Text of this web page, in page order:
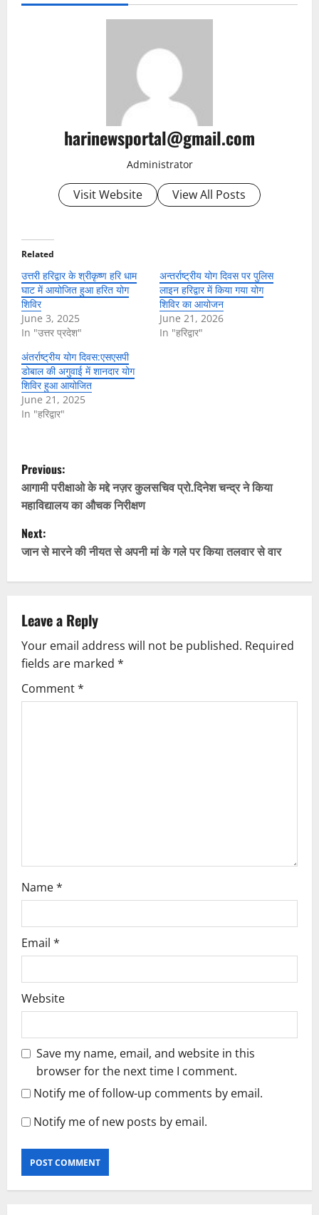
harinewsportal@gmail.com
Administrator
Visit Website View All Posts
Related
उत्तरी हरिद्वार के श्रीकृष्ण हरि धाम
घाट में आयोजित हुआ हरित योग
शिविर
June 3, 2025
In "उत्तर प्रदेश"
अन्तर्राष्ट्रीय योग दिवस पर पुलिस
लाइन हरिद्वार में किया गया योग
शिविर का आयोजन
June 21, 2026
In "हरिद्वार"
अंतर्राष्ट्रीय योग दिवस:एसएसपी
डोबाल की अगुवाई में शानदार योग
शिविर हुआ आयोजित
June 21, 2025
In "हरिद्वार"
P
o
s
t
n
a
v
i
g
Previous:
आगामी परीक्षाओ के मद्दे नज़र कुलसचिव प्रो.दिनेश चन्द्र ने किया
महाविद्यालय का औचक निरीक्षण
Next:
जान से मारने की नीयत से अपनी मां के गले पर किया तलवार से वार
Leave a Reply
Your email address will not be published. Required
fields are marked *
Comment*
Name*
Email *
Website
Save my name, email, and website in this
browser for the next time I comment.
Notify me of follow-up comments by email.
Notify me of new posts by email.